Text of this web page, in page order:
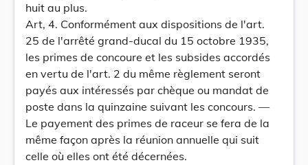
huit au plus.
Art, 4. Conformément aux dispositions de l'art.
25 de l'arrêté grand-ducal du 15 octobre 1935,
les primes de concoure et les subsides accordés
en vertu de l'art. 2 du même règlement seront
payés aux intéressés par chèque ou mandat de
poste dans la quinzaine suivant les concours. —
Le payement des primes de raceur se fera de la
même façon après la réunion annuelle qui suit
celle où elles ont été décernées.